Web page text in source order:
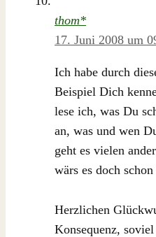
thom*
17. Juni 2008 um
Ich habe durch
Beispiel Dich
lese ich, was Du
an, was und wen
geht es vielen
wärs es doch
Herzlichen
Konsequenz,